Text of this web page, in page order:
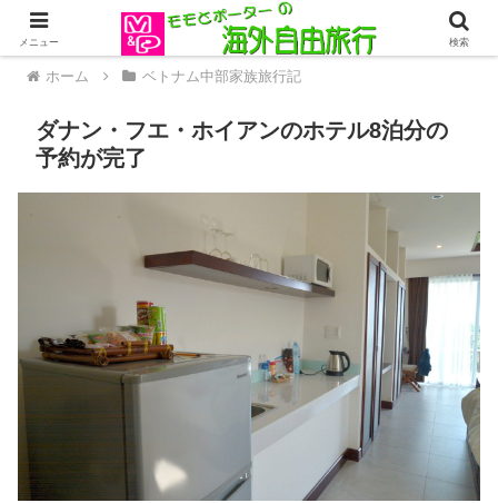
ホーム ベトナム中部家族旅行記
ダナン・フエ・ホイアンのホテル8泊分の
予約が完了
メニュー 検索